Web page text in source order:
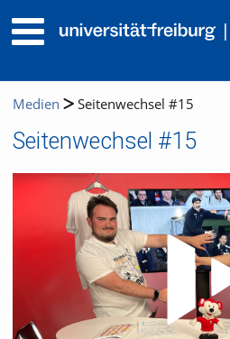
Medien Seitenwechsel #15
Seitenwechsel #15